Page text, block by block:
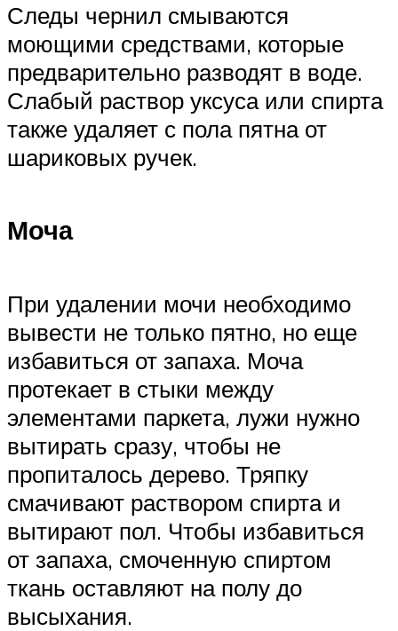
Следы чернил смываются
моющими средствами, которые
предварительно разводят в воде.
Слабый раствор уксуса или спирта
также удаляет с пола пятна от
шариковых ручек.
Моча
При удалении мочи необходимо
вывести не только пятно, но еще
избавиться от запаха. Моча
протекает в стыки между
элементами паркета, лужи нужно
вытирать сразу, чтобы не
пропиталось дерево. Тряпку
смачивают раствором спирта и
вытирают пол. Чтобы избавиться
от запаха, смоченную спиртом
ткань оставляют на полу до
высыхания.